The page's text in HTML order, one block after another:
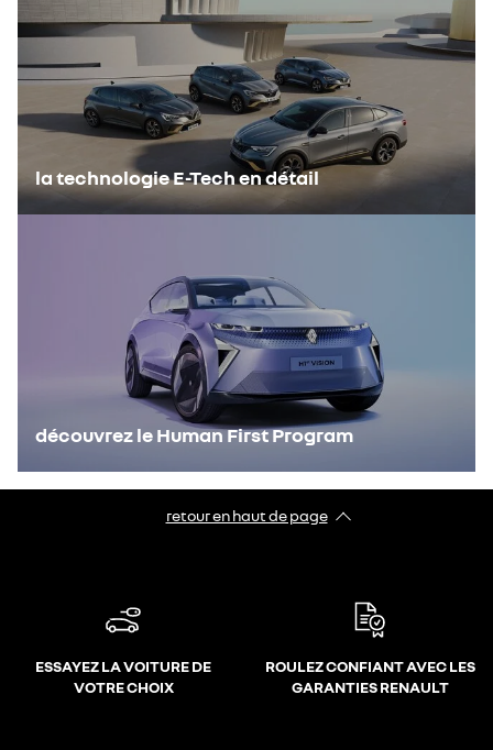
la technologie E-Tech en détail
découvrez le Human First Program
retour en haut de page​
ESSAYEZ LA VOITURE DE
VOTRE CHOIX
ROULEZ CONFIANT AVEC LES
GARANTIES RENAULT